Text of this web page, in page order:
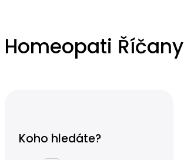
Homeopati Říčany
Koho hledáte?